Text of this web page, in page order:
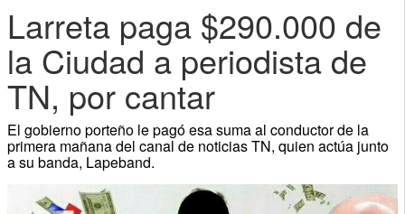
Larreta paga $290.000 de
la Ciudad a periodista de
TN, por cantar
El gobierno porteño le pagó esa suma al conductor de la
primera mañana del canal de noticias TN, quien actúa junto
a su banda, Lapeband.